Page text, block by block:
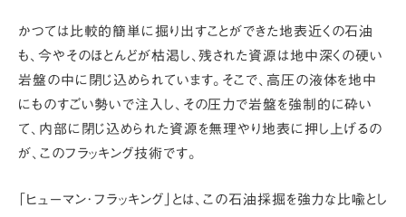
かつては比較的簡単に掘り出すことができた地表近くの石油
も、今やそのほとんどが枯渇し、残された資源は地中深くの硬い
岩盤の中に閉じ込められています。そこで、高圧の液体を地中
にものすごい勢いで注入し、その圧力で岩盤を強制的に砕い
て、内部に閉じ込められた資源を無理やり地表に押し上げるの
が、このフラッキング技術です。
「ヒューマン･フラッキング」とは、この石油採掘を強力な比喩とし